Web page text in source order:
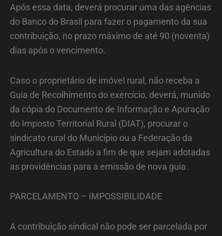
Após essa data, deverá procurar uma das agências
do Banco do Brasil para fazer o pagamento da sua
contribuição, no prazo máximo de até 90 (noventa)
dias após o vencimento.
Caso o proprietário de imóvel rural, não receba a
Guia de Recolhimento do exercício, deverá, munido
da cópia do Documento de Informação e Apuração
do Imposto Territorial Rural (DIAT), procurar o
sindicato rural do Município ou a Federação da
Agricultura do Estado a fim de que sejam adotadas
as providências para a emissão de nova guia.
PARCELAMENTO – IMPOSSIBILIDADE
A contribuição sindical não pode ser parcelada por